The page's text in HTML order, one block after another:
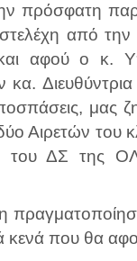
πρόσφατη
από την
αφού ο κ.
μας
Αιρετών
του ΔΣ της
κενά που θα